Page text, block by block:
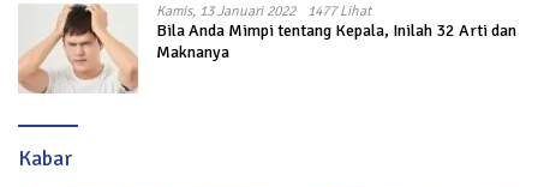
Kamis, 13 Januari 2022 1477 Lihat
Bila Anda Mimpi tentang Kepala, Inilah 32 Arti dan
Maknanya
Kabar